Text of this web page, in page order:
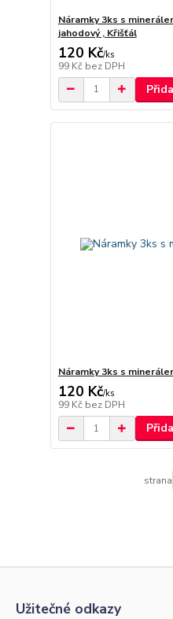
Náramky 3ks s
jahodový , Křišťál
120 Kč/ks
99 Kč bez DPH
Náramky 3ks s
120 Kč/ks
99 Kč bez DPH
strana
Užitečné odkazy